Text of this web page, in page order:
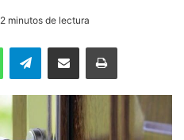
2 minutos de lectura
WhatsAppTelegramEnviar vía email Imprimir